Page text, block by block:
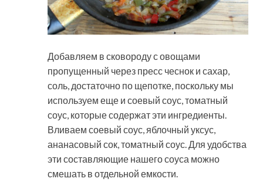
Добавляем в сковороду с овощами
пропущенный через пресс чеснок и сахар,
соль, достаточно по щепотке, поскольку мы
используем еще и соевый соус, томатный
соус, которые содержат эти ингредиенты.
Вливаем соевый соус, яблочный уксус,
ананасовый сок, томатный соус. Для удобства
эти составляющие нашего соуса можно
смешать в отдельной емкости.